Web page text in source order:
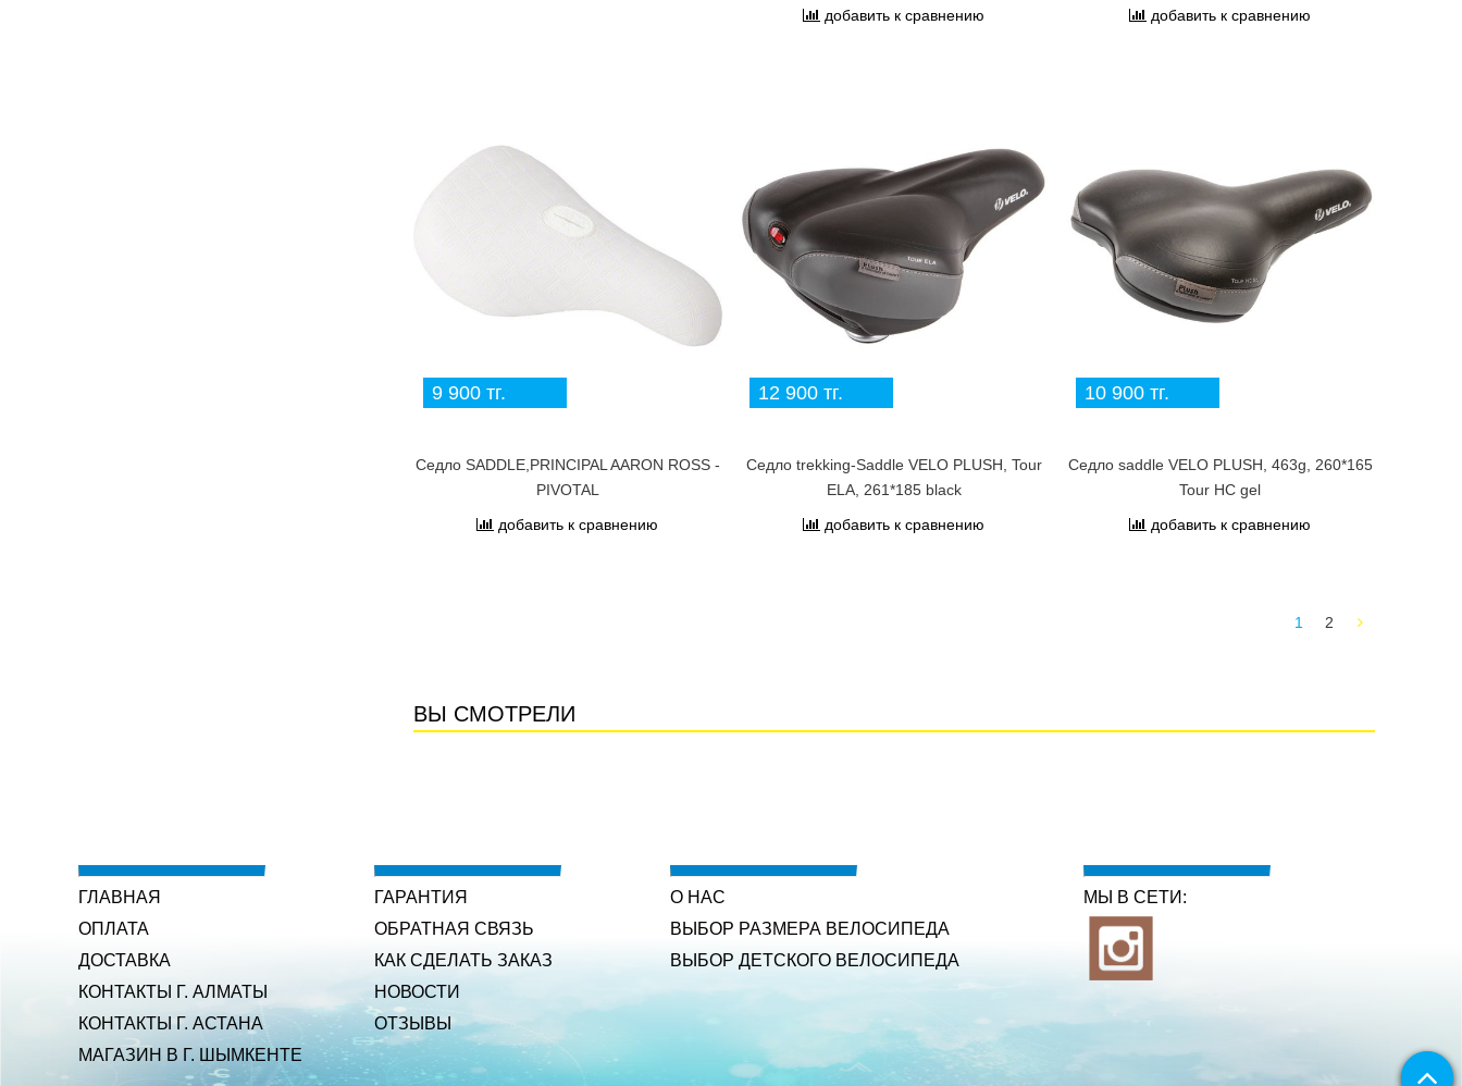
добавить к сравнению
добавить к сравнению
9 900 тг.
Седло SADDLE,PRINCIPAL AARON ROSS -
PIVOTAL
добавить к сравнению
12 900 тг.
Седло trekking-Saddle VELO PLUSH, Tour
ELA, 261*185 black
добавить к сравнению
10 900 тг.
Седло saddle VELO PLUSH, 463g, 260*165
Tour HC gel
добавить к сравнению
1 2
ВЫ СМОТРЕЛИ
ГЛАВНАЯ
ОПЛАТА
ДОСТАВКА
КОНТАКТЫ Г. АЛМАТЫ
КОНТАКТЫ Г. АСТАНА
МАГАЗИН В Г. ШЫМКЕНТЕ
ГАРАНТИЯ
ОБРАТНАЯ СВЯЗЬ
КАК СДЕЛАТЬ ЗАКАЗ
НОВОСТИ
ОТЗЫВЫ
О НАС
ВЫБОР РАЗМЕРА ВЕЛОСИПЕДА
ВЫБОР ДЕТСКОГО ВЕЛОСИПЕДА
МЫ В СЕТИ: